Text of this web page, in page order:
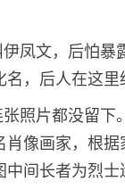
伊凤文，后怕
，后人在这里
照片都没留下
像画家，根
中间长者为烈